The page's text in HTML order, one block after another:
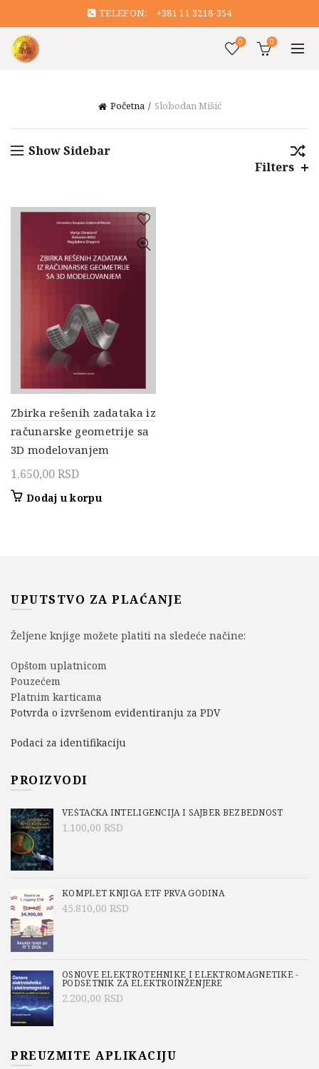
TELEFON: +381 11 3218-354
0 0
Početna Slobodan Mišić
Show Sidebar
Filters
Zbirka rešenih zadataka iz
računarske geometrije sa
3D modelovanjem
1.650,00RSD
Dodaj u korpu
UPUTSTVO ZA PLAĆANJE
Željene knjige možete platiti na sledeće načine:
Opštom uplatnicom
Pouzećem
Platnim karticama
Potvrda o izvršenom evidentiranju za PDV
Podaci za identifikaciju
PROIZVODI
VEŠTAČKA INTELIGENCIJA I SAJBER BEZBEDNOST
1.100,00 RSD
KOMPLET KNJIGA ETF PRVA GODINA
45.810,00 RSD
OSNOVE ELEKTROTEHNIKE I ELEKTROMAGNETIKE -
PODSETNIK ZA ELEKTROINŽENJERE
2.200,00 RSD
PREUZMITE APLIKACIJU